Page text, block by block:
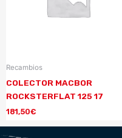
Recambios
COLECTOR MACBOR
ROCKSTERFLAT 125 17
181,50€